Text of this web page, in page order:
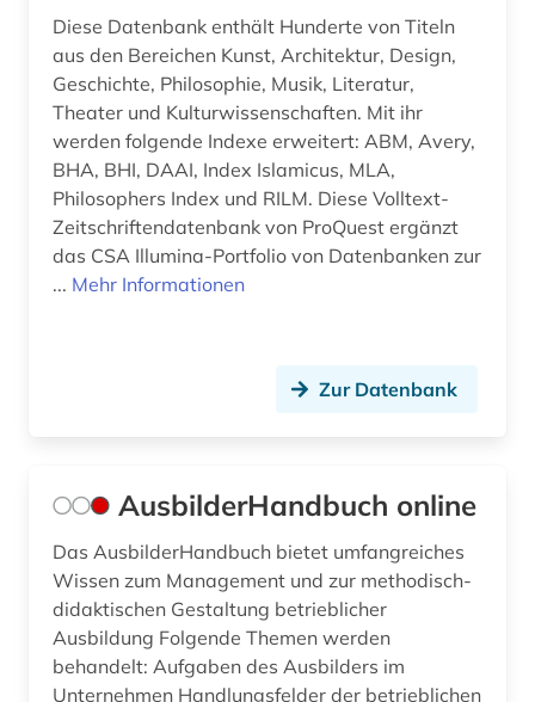
informationswissenschaften (2)
ingenieurwissenschaften (4)
inklusion (1)
inklusion &lt;soziologie&gt; (2)
internationaler vergleich (2)
internet (1)
irak (1)
islamwissenschaft (1)
italien (1)
jahrbuch (4)
Diese Datenbank enthält Hunderte von Titeln
aus den Bereichen Kunst, Architektur, Design,
Geschichte, Philosophie, Musik, Literatur,
Theater und Kulturwissenschaften. Mit ihr
werden folgende Indexe erweitert: ABM, Avery,
BHA, BHI, DAAI, Index Islamicus, MLA,
Philosophers Index und RILM. Diese Volltext-
Zeitschriftendatenbank von ProQuest ergänzt
das CSA Illumina-Portfolio von Datenbanken zur
... Mehr Informationen
Zur Datenbank
AusbilderHandbuch online
Das AusbilderHandbuch bietet umfangreiches
Wissen zum Management und zur methodisch-
didaktischen Gestaltung betrieblicher
Ausbildung Folgende Themen werden
behandelt: Aufgaben des Ausbilders im
Unternehmen Handlungsfelder der betrieblichen